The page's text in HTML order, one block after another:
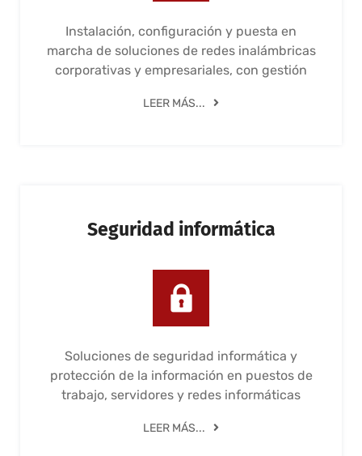
Instalación, configuración y puesta en
marcha de soluciones de redes inalámbricas
corporativas y empresariales, con gestión
LEER MÁS...
Seguridad informática
Soluciones de seguridad informática y
protección de la información en puestos de
trabajo, servidores y redes informáticas
LEER MÁS...